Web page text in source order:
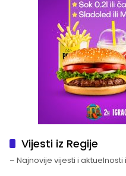
Vijesti iz Regije
– Najnovije vijesti i